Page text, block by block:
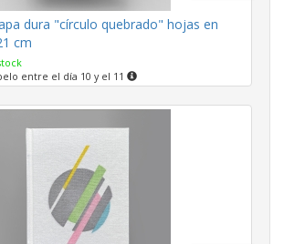
dura "círculo quebrado" hojas en
cm
entre el día 10 y el 11